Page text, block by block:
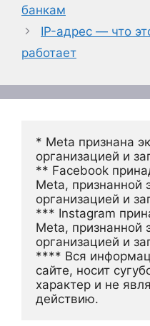
банкам
IP-адрес — что
работает
* Meta признана
организацией и
** Facebook
Meta, признанной
организацией и
*** Instagram
Meta, признанной
организацией и
**** Вся
сайте, носит
характер и не
действию.